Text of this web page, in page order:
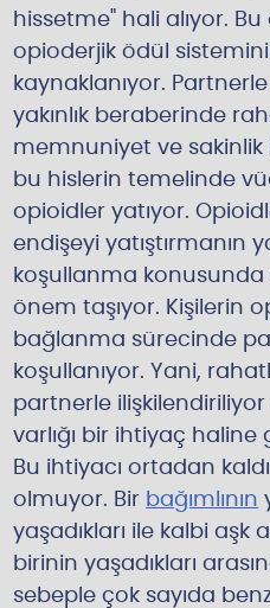
hissetme" hali alıyor.
opioderjik ödül
kaynaklanıyor.
yakınlık beraberinde
memnuniyet ve sakinlik
bu hislerin temelinde
opioidler yatıyor.
endişeyi yatıştırmanın
koşullanma
önem taşıyor. Kişilerin
bağlanma sürecinde
koşullanıyor. Yani,
partnerle
varlığı bir ihtiyaç haline
Bu ihtiyacı ortadan
olmuyor. Bir bağımlının
yaşadıkları ile kalbi aşk
birinin yaşadıkları
sebeple çok sayıda